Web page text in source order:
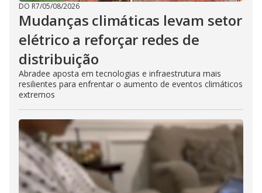
DO R7/05/08/2026
Mudanças climáticas levam setor
elétrico a reforçar redes de
distribuição
Abradee aposta em tecnologias e infraestrutura mais
resilientes para enfrentar o aumento de eventos climáticos
extremos